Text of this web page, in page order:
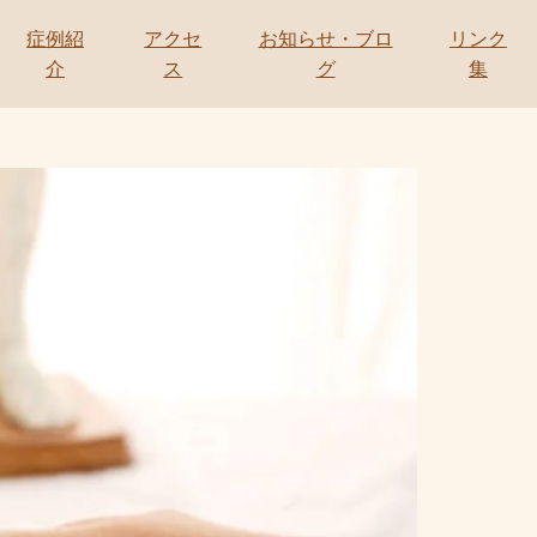
症例紹
介
アクセ
ス
お知らせ・ブロ
グ
リンク
集